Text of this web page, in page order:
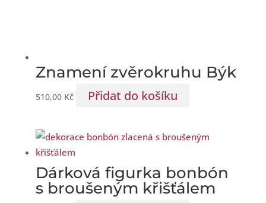
Znamení zvěrokruhu Býk
510,00 Kč Přidat do košíku
Dárková figurka bonbón
s broušeným křišťálem